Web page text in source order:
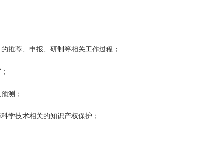
推荐、申报、研制等相关工作过程；
测；
学技术相关的知识产权保护；